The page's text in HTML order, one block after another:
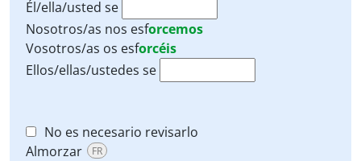
Él/ella/usted se
Nosotros/as nos esforcemos
Vosotros/as os esforcéis
Ellos/ellas/ustedes se
No es necesario revisarlo
Almorzar
FR